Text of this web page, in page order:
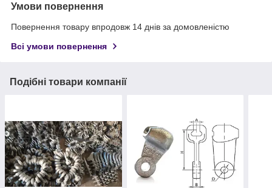
Умови повернення
Повернення товару впродовж 14 днів за домовленістю
Всі умови повернення
Подібні товари компанії